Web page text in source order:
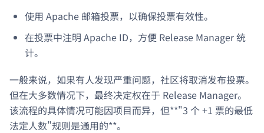
使用 Apache 邮箱投票，以确保投票有效性。
在投票中注明 Apache ID，方便 Release Manager 统
计。
一般来说，如果有人发现严重问题，社区将取消发布投票。
但在大多数情况下，最终决定权在于 Release Manager。
该流程的具体情况可能因项目而异，但**"3 个 +1 票的最低
法定人数"规则是通用的**。